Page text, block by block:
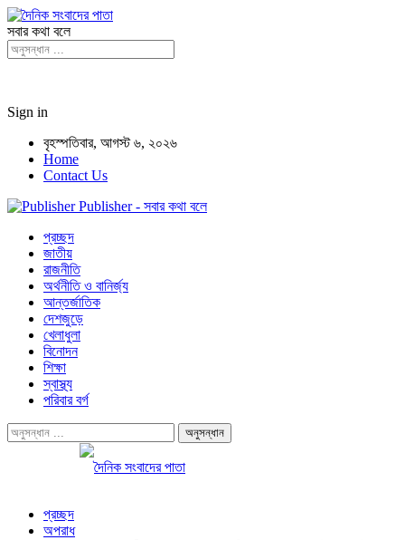
সবার কথা বলে
Sign in
বৃহস্পতিবার, আগস্ট ৬, ২০২৬
Home
Contact Us
Publisher - সবার কথা বলে
প্রচ্ছদ
জাতীয়
রাজনীতি
অর্থনীতি ও বানির্জ্য
আন্তর্জাতিক
দেশজুড়ে
খেলাধুলা
বিনোদন
শিক্ষা
স্বাস্থ্য
পরিবার বর্গ
প্রচ্ছদ
অপরাধ